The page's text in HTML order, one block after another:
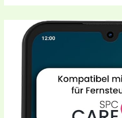
Welches
SPC